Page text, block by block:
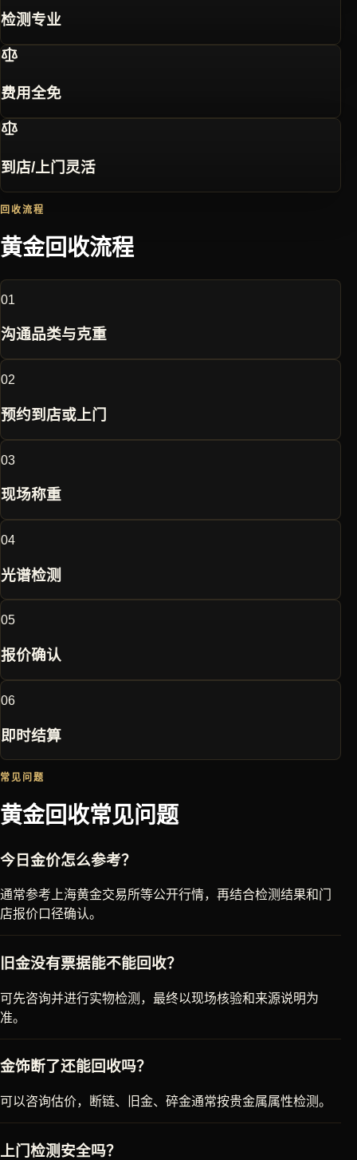
检测专业
费用全免
到店/上门灵活
回收流程
黄金回收流程
01
沟通品类与克重
02
预约到店或上门
03
现场称重
04
光谱检测
05
报价确认
06
即时结算
常见问题
黄金回收常见问题
今日金价怎么参考？
通常参考上海黄金交易所等公开行情，再结合检测结果和门
店报价口径确认。
旧金没有票据能不能回收？
可先咨询并进行实物检测，最终以现场核验和来源说明为
准。
金饰断了还能回收吗？
可以咨询估价，断链、旧金、碎金通常按贵金属属性检测。
上门检测安全吗？